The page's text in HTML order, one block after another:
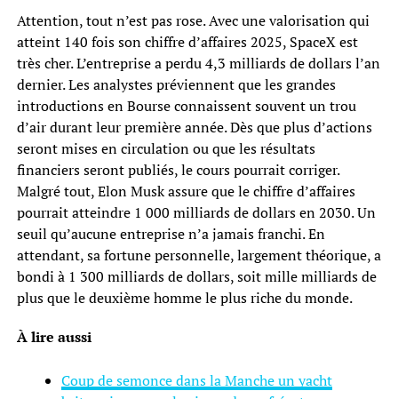
Attention, tout n’est pas rose. Avec une valorisation qui
atteint 140 fois son chiffre d’affaires 2025, SpaceX est
très cher. L’entreprise a perdu 4,3 milliards de dollars l’an
dernier. Les analystes préviennent que les grandes
introductions en Bourse connaissent souvent un trou
d’air durant leur première année. Dès que plus d’actions
seront mises en circulation ou que les résultats
financiers seront publiés, le cours pourrait corriger.
Malgré tout, Elon Musk assure que le chiffre d’affaires
pourrait atteindre 1 000 milliards de dollars en 2030. Un
seuil qu’aucune entreprise n’a jamais franchi. En
attendant, sa fortune personnelle, largement théorique, a
bondi à 1 300 milliards de dollars, soit mille milliards de
plus que le deuxième homme le plus riche du monde.
À lire aussi
Coup de semonce dans la Manche un yacht